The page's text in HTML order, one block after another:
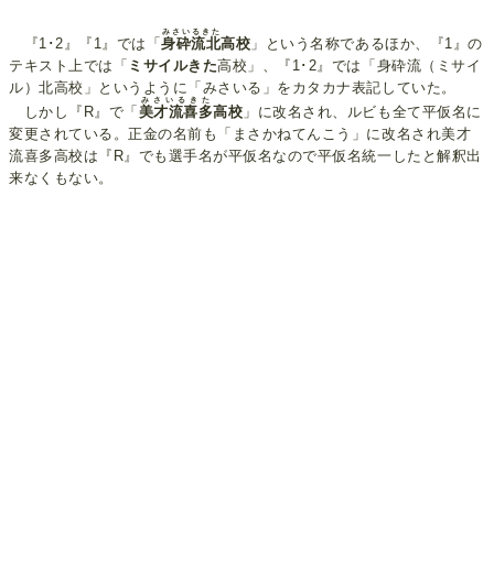
『1･2』『1』では「身砕流北
みさいるきた
高校 」という名称であるほか、『1』の
テキスト上では「 ミサイルきた高校」、『1･2』では「身砕流（ミサイ
ル）北高校」というように「みさいる」をカタカナ表記していた。
しかし『R』で「 美才流喜多
みさいるきた
高校 」に改名され、ルビも全て平仮名に
変更されている。正金の名前も「まさかねてんこう」に改名され美才
流喜多高校は『R』でも選手名が平仮名なので平仮名統一したと解釈出
来なくもない。